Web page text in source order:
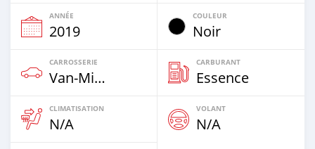
ANNÉE
2019
COULEUR
Noir
CARROSSERIE
Van‒Minibus
CARBURANT
Essence
CLIMATISATION
N/A
VOLANT
N/A